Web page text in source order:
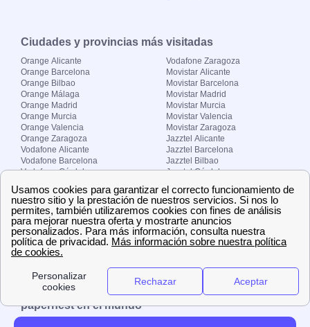
Ciudades y provincias más visitadas
Orange Alicante
Orange Barcelona
Orange Bilbao
Orange Málaga
Orange Madrid
Orange Murcia
Orange Valencia
Orange Zaragoza
Vodafone Alicante
Vodafone Barcelona
Vodafone Córdoba
Vodafone Madrid
Vodafone Murcia
Vodafone Valencia
Vodafone Zaragoza
Movistar Alicante
Movistar Barcelona
Movistar Madrid
Movistar Murcia
Movistar Valencia
Movistar Zaragoza
Jazztel Alicante
Jazztel Barcelona
Jazztel Bilbao
Jazztel Córdoba
Jazztel Málaga
Jazztel Valencia
Jazztel Zaragoza
Sobre Zona-internet.com
¿Quiénes somos?
El grupo papernest
Aviso legal Nuestras ofertas de trabajo
papernest en el mundo